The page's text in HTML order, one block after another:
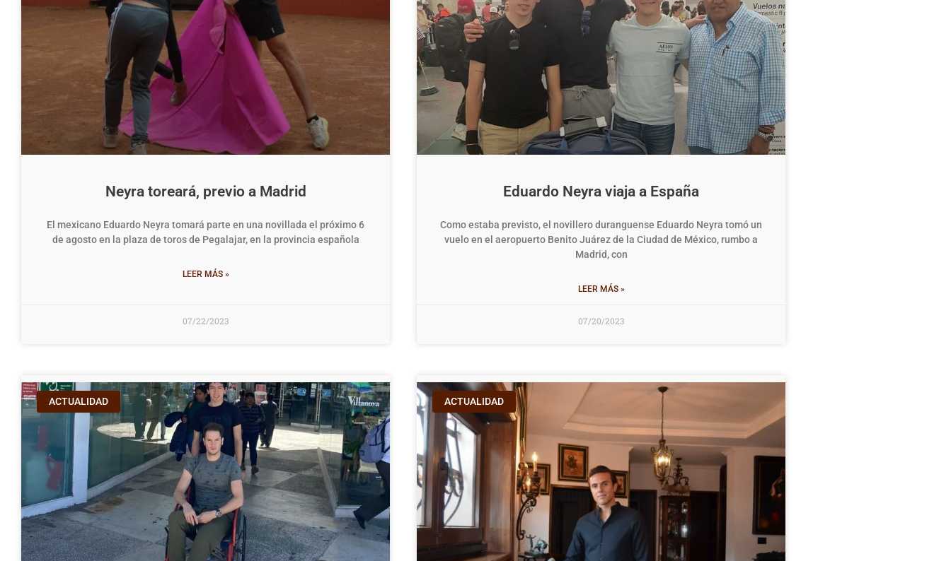
Neyra toreará, previo a Madrid
El mexicano Eduardo Neyra tomará parte en una novillada el próximo 6
de agosto en la plaza de toros de Pegalajar, en la provincia española
LEER MÁS »
07/22/2023
Eduardo Neyra viaja a España
Como estaba previsto, el novillero duranguense Eduardo Neyra tomó un
vuelo en el aeropuerto Benito Juárez de la Ciudad de México, rumbo a
Madrid, con
LEER MÁS »
07/20/2023
ACTUALIDAD ACTUALIDAD